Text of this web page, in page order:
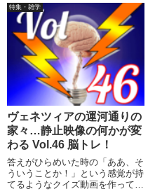
画に答えはありませんので、最後
まで繰り返し見られます。
特集・雑学
ヴェネツィアの運河通りの
家々…静止映像の何かが変
わる Vol.46 脳トレ！
答えがひらめいた時の「ああ、そ
ういうことか！」という感覚が持
てるようなクイズ動画を作ってみ